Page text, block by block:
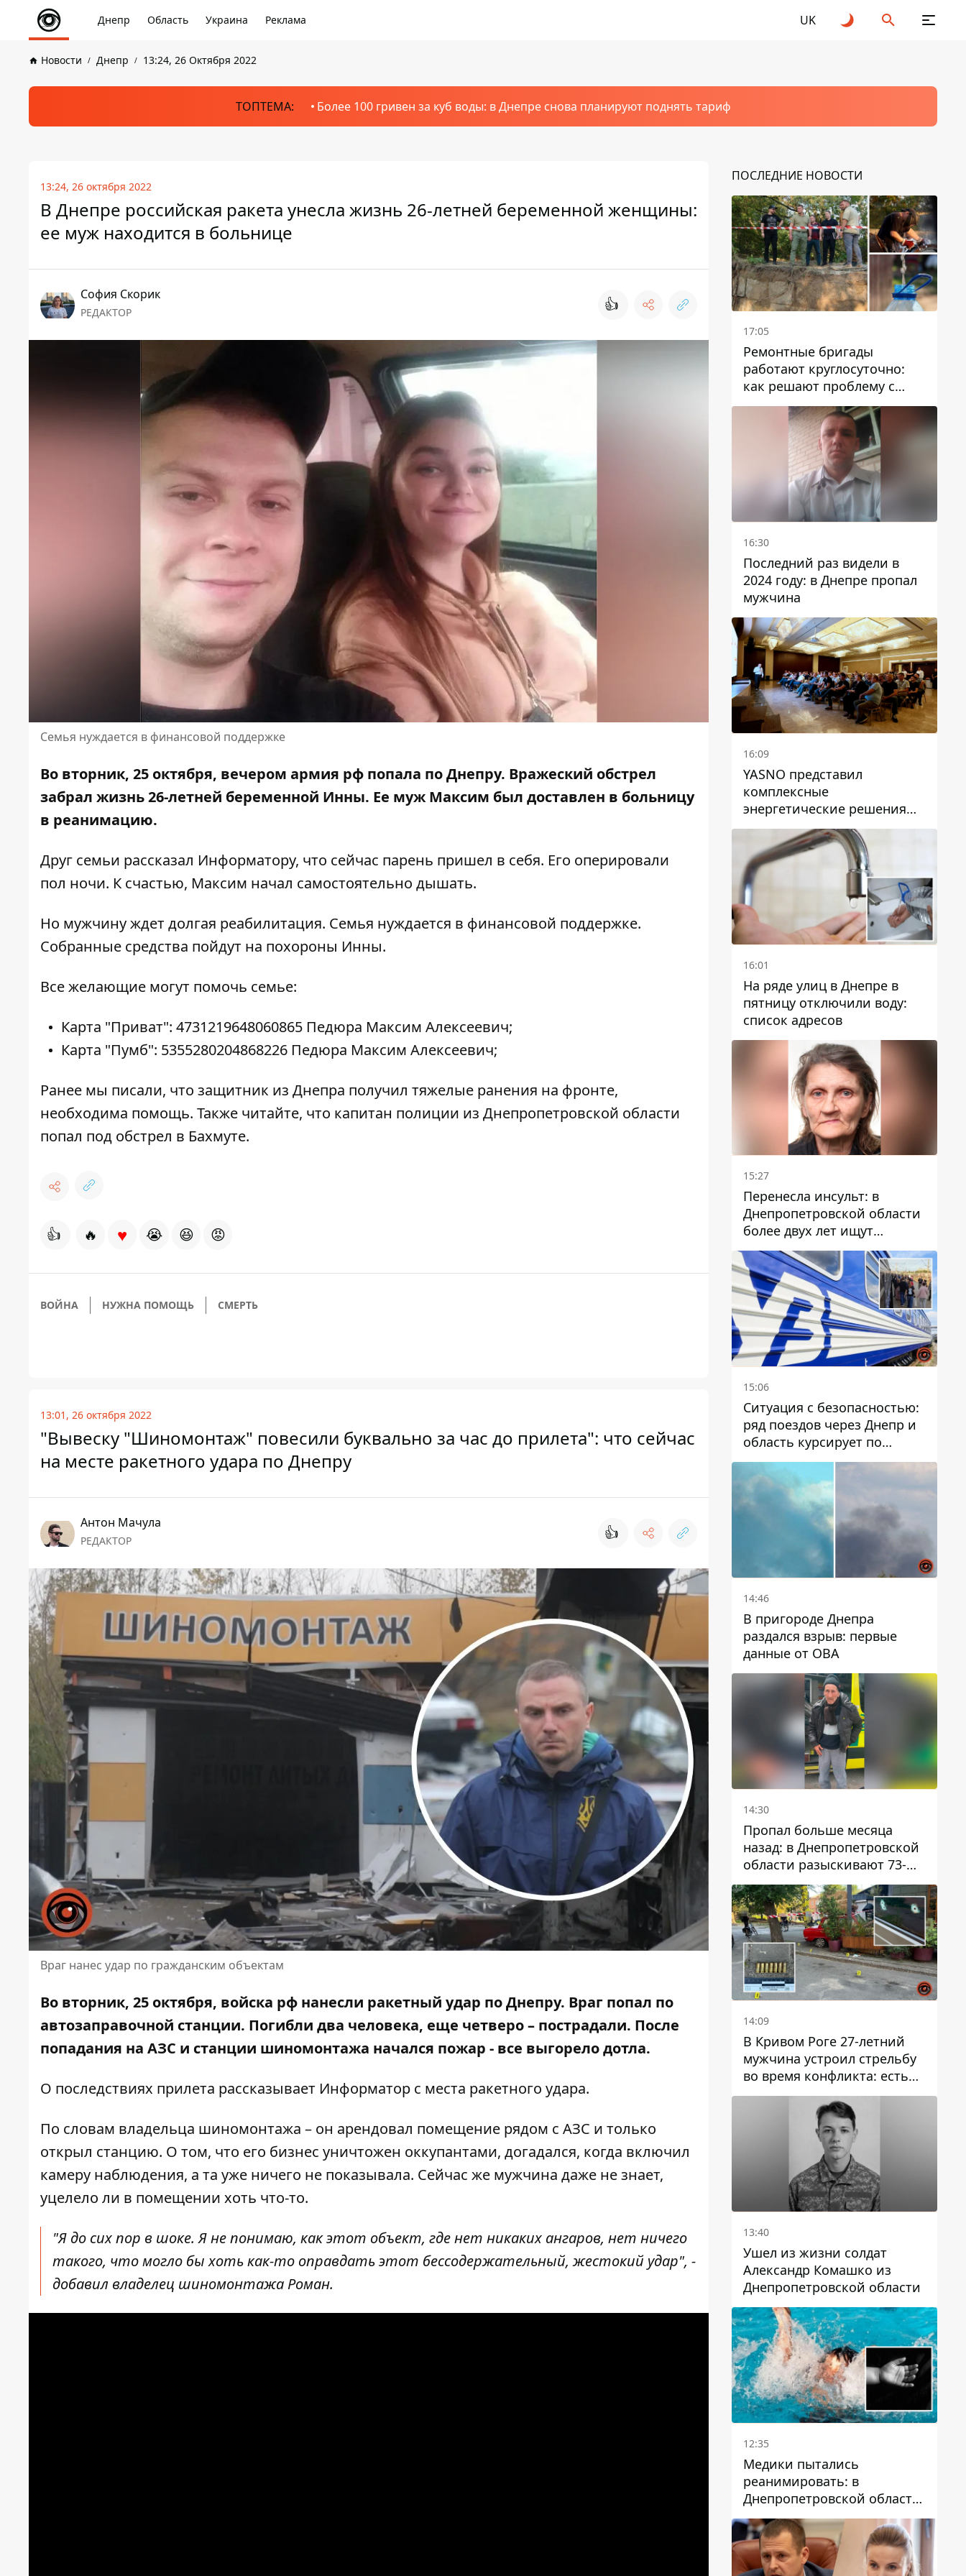
Днепр Область Украина Реклама UK
Новости Днепр 13:24, 26 Октября 2022
ТОПТЕМА: Более 100 гривен за куб воды: в Днепре снова планируют поднять тариф
13:24, 26 октября 2022
В Днепре российская ракета унесла жизнь 26-летней беременной женщины:
ее муж находится в больнице
София Скорик
РЕДАКТОР 👍
Семья нуждается в финансовой поддержке
Во вторник, 25 октября, вечером армия рф попала по Днепру. Вражеский обстрел
забрал жизнь 26-летней беременной Инны. Ее муж Максим был доставлен в больницу
в реанимацию.
Друг семьи рассказал Информатору, что сейчас парень пришел в себя. Его оперировали
пол ночи. К счастью, Максим начал самостоятельно дышать.
Но мужчину ждет долгая реабилитация. Семья нуждается в финансовой поддержке.
Собранные средства пойдут на похороны Инны.
Все желающие могут помочь семье:
Карта "Приват": 4731219648060865 Педюра Максим Алексеевич;
Карта "Пумб": 5355280204868226 Педюра Максим Алексеевич;
Ранее мы писали, что защитник из Днепра получил тяжелые ранения на фронте,
необходима помощь. Также читайте, что капитан полиции из Днепропетровской области
попал под обстрел в Бахмуте.
👍 🔥 ♥ 😭 😆 😡
ВОЙНА НУЖНА ПОМОЩЬ СМЕРТЬ
13:01, 26 октября 2022
"Вывеску "Шиномонтаж" повесили буквально за час до прилета": что сейчас
на месте ракетного удара по Днепру
Антон Мачула
РЕДАКТОР 👍
Враг нанес удар по гражданским объектам
Во вторник, 25 октября, войска рф нанесли ракетный удар по Днепру. Враг попал по
автозаправочной станции. Погибли два человека, еще четверо – пострадали. После
попадания на АЗС и станции шиномонтажа начался пожар - все выгорело дотла.
О последствиях прилета рассказывает Информатор с места ракетного удара.
По словам владельца шиномонтажа – он арендовал помещение рядом с АЗС и только
открыл станцию. О том, что его бизнес уничтожен оккупантами, догадался, когда включил
камеру наблюдения, а та уже ничего не показывала. Сейчас же мужчина даже не знает,
уцелело ли в помещении хоть что-то.
"Я до сих пор в шоке. Я не понимаю, как этот объект, где нет никаких ангаров, нет ничего
такого, что могло бы хоть как-то оправдать этот бессодержательный, жестокий удар", -
добавил владелец шиномонтажа Роман.
ПОСЛЕДНИЕ НОВОСТИ
17:05
Ремонтные бригады
работают круглосуточно:
как решают проблему с
водой в Марганецкой
громаде
16:30
Последний раз видели в
2024 году: в Днепре пропал
мужчина
16:09
YASNO представил
комплексные
энергетические решения
для бизнеса в Днепре
16:01
На ряде улиц в Днепре в
пятницу отключили воду:
список адресов
15:27
Перенесла инсульт: в
Днепропетровской области
более двух лет ищут
пропавшую женщину
15:06
Ситуация с безопасностью:
ряд поездов через Днепр и
область курсирует по
измененному маршруту, а
часть пути заменили
автобусами и электричками
14:46
В пригороде Днепра
раздался взрыв: первые
данные от ОВА
14:30
Пропал больше месяца
назад: в Днепропетровской
области разыскивают 73-
летнего мужчину
14:09
В Кривом Роге 27-летний
мужчина устроил стрельбу
во время конфликта: есть
раненый
13:40
Ушел из жизни солдат
Александр Комашко из
Днепропетровской области
12:35
Медики пытались
реанимировать: в
Днепропетровской области
двухлетний мальчик утонул
в бассейне